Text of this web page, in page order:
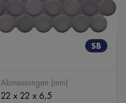
SB
Abmessungen (mm)
22 x 22 x 6,5